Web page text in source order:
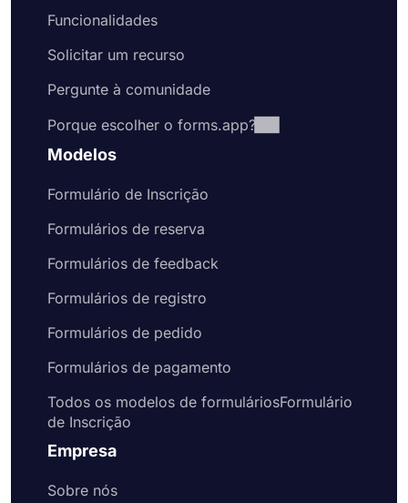
Funcionalidades
Solicitar um recurso
Pergunte à comunidade
Porque escolher o forms.app?
Modelos
Formulário de Inscrição
Formulários de reserva
Formulários de feedback
Formulários de registro
Formulários de pedido
Formulários de pagamento
Todos os modelos de formuláriosFormulário
de Inscrição
Empresa
Sobre nós